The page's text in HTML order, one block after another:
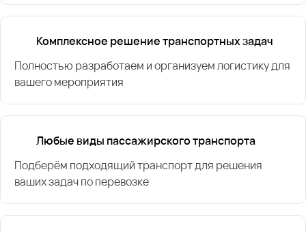
Комплексное решение транспортных задач
Полностью разработаем и организуем логистику для
вашего мероприятия
Любые виды пассажирского транспорта
Подберём подходящий транспорт для решения
ваших задач по перевозке